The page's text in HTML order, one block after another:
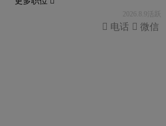
2026.8.9活跃
 微信
 电话